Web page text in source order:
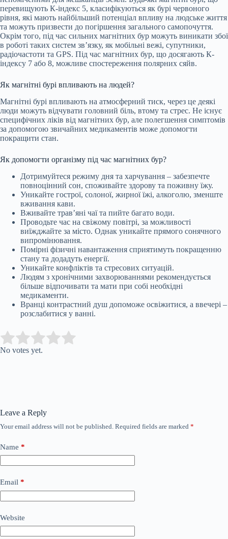
перевищують К-індекс 5, класифікуються як бурі червоного
рівня, які мають найбільший потенціал впливу на людське життя
та можуть призвести до погіршення загального самопочуття.
Окрім того, під час сильних магнітних бур можуть виникати збої
в роботі таких систем зв’язку, як мобільні вежі, супутники,
радіочастоти та GPS. Під час магнітних бур, що досягають К-
індексу 7 або 8, можливе спостереження полярних сяйв.
Як магнітні бурі впливають на людей?
Магнітні бурі впливають на атмосферний тиск, через це деякі
люди можуть відчувати головний біль, втому та стрес. Не існує
специфічних ліків від магнітних бур, але полегшення симптомів
за допомогою звичайних медикаментів може допомогти
покращити стан.
Як допомогти організму під час магнітних бур?
Дотримуйтеся режиму дня та харчування – забезпечте
повноцінний сон, споживайте здорову та поживну їжу.
Уникайте гострої, солоної, жирної їжі, алкоголю, зменште
вживання кави.
Вживайте трав’яні чаї та пийте багато води.
Проводьте час на свіжому повітрі, за можливості
виїжджайте за місто. Однак уникайте прямого сонячного
випромінювання.
Помірні фізичні навантаження сприятимуть покращенню
стану та додадуть енергії.
Уникайте конфліктів та стресових ситуацій.
Людям з хронічними захворюваннями рекомендується
більше відпочивати та мати при собі необхідні
медикаменти.
Вранці контрастний душ допоможе освіжитися, а ввечері –
розслабитися у ванні.
Rate this item:
No votes yet.
Leave a Reply
Your email address will not be published. Required fields are marked *
Name *
Email *
Website